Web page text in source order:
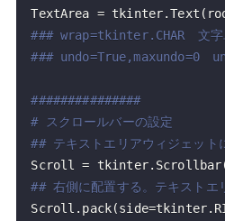
TextArea = tkinter.Text (
### wrap=tkinter.CHAR　文字
### undo=True,maxundo=0　
###############
# スクロールバーの設定
## テキストエリアウィジェット
Scroll = tkinter. Scrollbar
## 右側に配置する。テキストエ
Scroll . pack(side=tkinter.